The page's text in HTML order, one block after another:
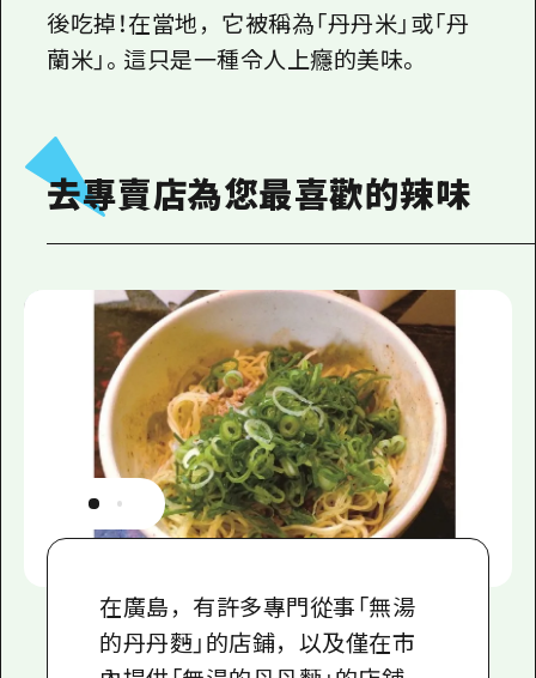
後吃掉！在當地，它被稱為「丹丹米」或「丹
蘭米」。這只是一種令人上癮的美味。
去專賣店為您最喜歡的辣味
在廣島，有許多專門從事「無湯
的丹丹麪」的店鋪，以及僅在市